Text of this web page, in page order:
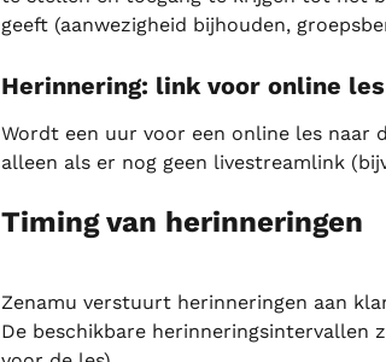
geeft (aanwezigheid bijhouden,
Herinnering: link voor online
Wordt een uur voor een online les
alleen als er nog geen livestreamlink
Timing van herinneringen
Zenamu verstuurt herinneringen aan
De beschikbare herinneringsintervallen